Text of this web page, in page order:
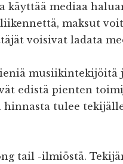
käyttää mediaa
maksut
voisivat ladata
musiikintekijöitä
edistä pienten
hinnasta tulee
tail -ilmiöstä.